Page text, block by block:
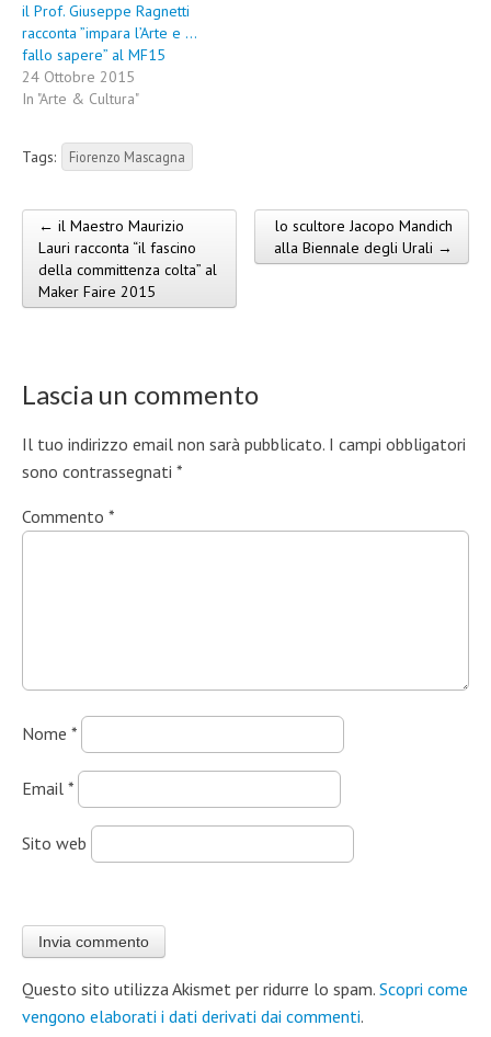
il Prof. Giuseppe Ragnetti
racconta ”impara l’Arte e …
fallo sapere” al MF15
24 Ottobre 2015
In "Arte & Cultura"
Tags: Fiorenzo Mascagna
Post navigation
← il Maestro Maurizio
Lauri racconta “il fascino
della committenza colta” al
Maker Faire 2015
lo scultore Jacopo Mandich
alla Biennale degli Urali →
Lascia un commento
Il tuo indirizzo email non sarà pubblicato. I campi obbligatori
sono contrassegnati *
Commento *
Nome *
Email *
Sito web
Questo sito utilizza Akismet per ridurre lo spam. Scopri come
vengono elaborati i dati derivati dai commenti.